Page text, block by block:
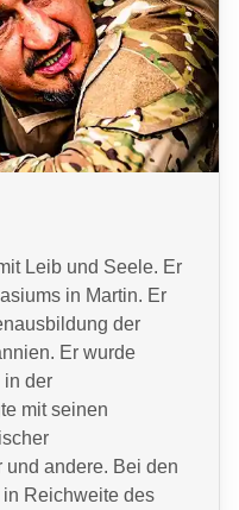
Leib und Seele. Er
in Martin. Er
der
Er wurde
in der
mit seinen
andere. Bei den
Reichweite des